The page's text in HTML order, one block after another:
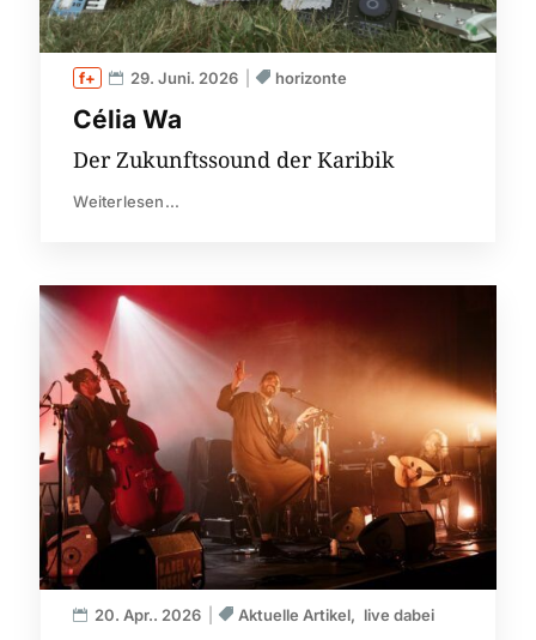
Célia Wa
29. Juni. 2026 horizonte
Der Zukunftssound der Karibik
Weiterlesen...
20. Apr.. 2026 Aktuelle Artikel live dabei